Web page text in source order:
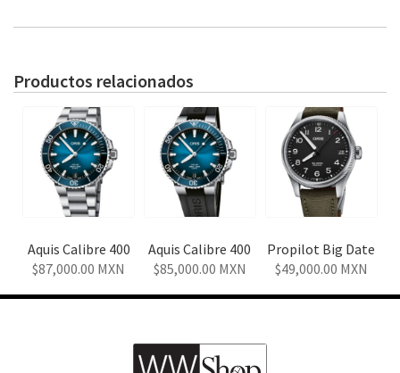
Productos relacionados
Aquis Calibre 400
87,000.00 MXN
Aquis Calibre 400
85,000.00 MXN
Propilot Big Date
49,000.00 MXN